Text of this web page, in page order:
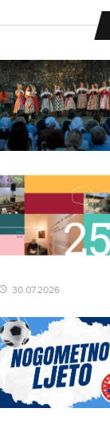
30.07.2026